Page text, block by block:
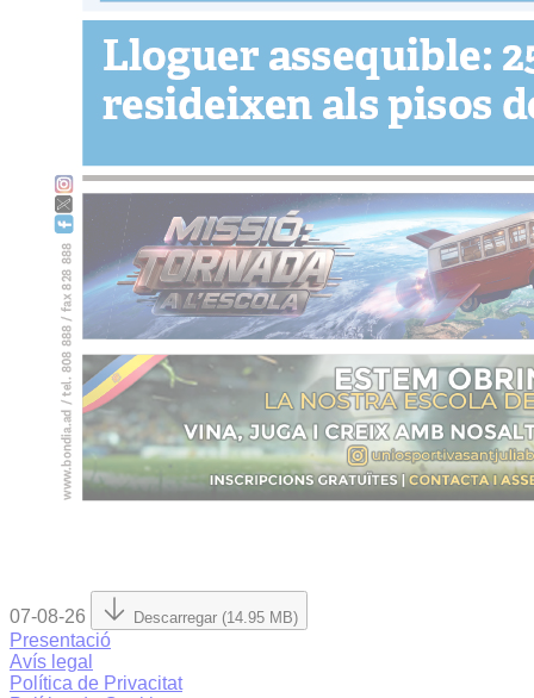
07-08-26 Descarregar (14.95 MB)
Presentació
Avís legal
Política de Privacitat